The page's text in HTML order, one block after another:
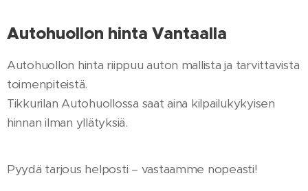
Autohuollon hinta Vantaalla
Autohuollon hinta riippuu auton mallista ja tarvittavista
toimenpiteistä.
Tikkurilan Autohuollossa saat aina kilpailukykyisen
hinnan ilman yllätyksiä.
Pyydä tarjous helposti – vastaamme nopeasti!